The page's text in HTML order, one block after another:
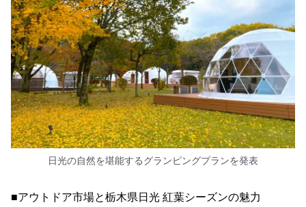
日光の自然を堪能するグランピングプランを発表
■アウトドア市場と栃木県日光 紅葉シーズンの魅力